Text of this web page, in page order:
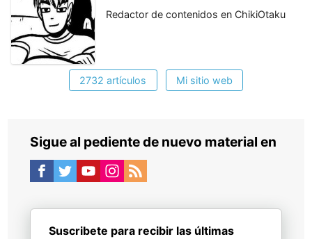
Redactor de contenidos en ChikiOtaku
2732 artículos Mi sitio web
Sigue al pediente de nuevo material en
Suscribete para recibir las últimas